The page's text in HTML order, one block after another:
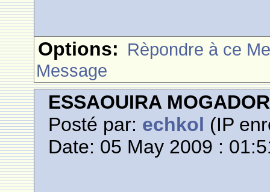
Options: Rèpondre à ce
Message
ESSAOUIRA MOGADOR
Posté par: echkol (IP
Date: 05 May 2009 :